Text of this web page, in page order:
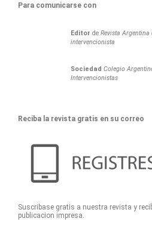
Para comunicarse con
Editor deRevista Argentina
intervencionista
Sociedad Colegio
Intervencionistas
Reciba la revista gratis en su correo
Suscribase gratis a nuestra revista y
publicacion impresa.